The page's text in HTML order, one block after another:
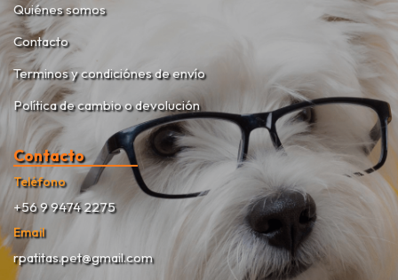
Quiénes somos
Contacto
Terminos y condiciónes de envío
Política de cambio o devolución
Contacto
Teléfono
+56 9 9474 2275
Email
rpatitas.pet@gmail.com